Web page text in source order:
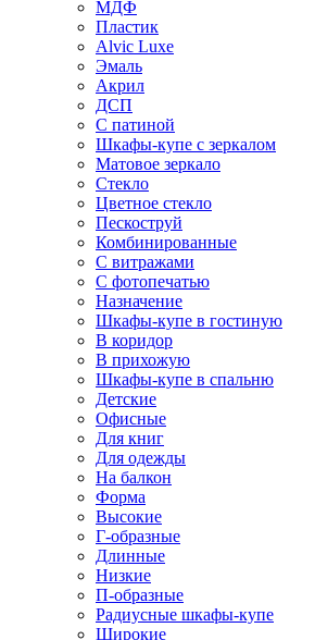
МДФ
Пластик
Alvic Luxe
Эмаль
Акрил
ДСП
С патиной
Шкафы-купе с зеркалом
Матовое зеркало
Стекло
Цветное стекло
Пескоструй
Комбинированные
С витражами
С фотопечатью
Назначение
Шкафы-купе в гостиную
В коридор
В прихожую
Шкафы-купе в спальню
Детские
Офисные
Для книг
Для одежды
На балкон
Форма
Высокие
Г-образные
Длинные
Низкие
П-образные
Радиусные шкафы-купе
Широкие